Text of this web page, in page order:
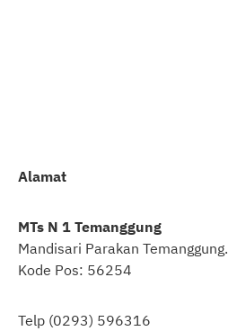
Alamat
MTs N 1 Temanggung
Mandisari Parakan Temanggung.
Kode Pos: 56254
Telp (0293) 596316